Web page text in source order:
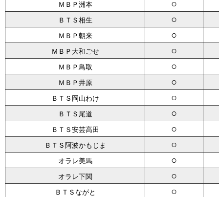
ＭＢＰ洲本 ○
ＢＴＳ相生 ○
ＭＢＰ朝来 ○
ＭＢＰ大和ごせ ○
ＭＢＰ鳥取 ○
ＭＢＰ井原 ○
ＢＴＳ岡山わけ ○
ＢＴＳ尾道 ○
ＢＴＳ安芸高田 ○
ＢＴＳ阿波かもじま ○
オラレ美馬 ○
オラレ下関 ○
ＢＴＳながと ○